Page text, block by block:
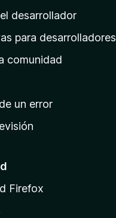
desarrollador
para desarrolladores
comunidad
un error
Firefox